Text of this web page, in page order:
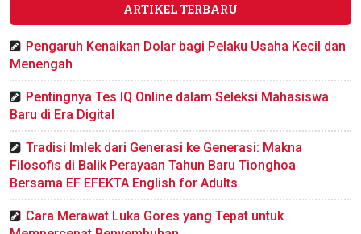
ARTIKEL TERBARU
Pengaruh Kenaikan Dolar bagi Pelaku Usaha Kecil dan
Menengah
Pentingnya Tes IQ Online dalam Seleksi Mahasiswa
Baru di Era Digital
Tradisi Imlek dari Generasi ke Generasi: Makna
Filosofis di Balik Perayaan Tahun Baru Tionghoa
Bersama EF EFEKTA English for Adults
Cara Merawat Luka Gores yang Tepat untuk